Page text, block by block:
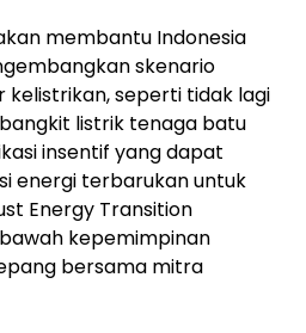
membantu Indonesia
skenario
kelistrikan, seperti tidak lagi
listrik tenaga batu
insentif yang dapat
energi terbarukan untuk
Energy Transition
kepemimpinan
bersama mitra